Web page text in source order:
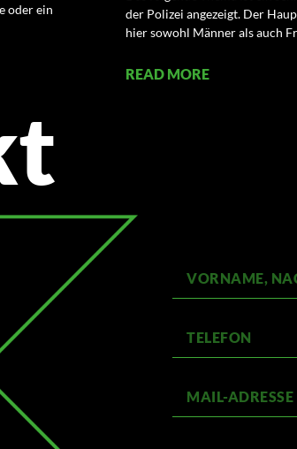
oder ein
der Polizei angezeigt. Der
hier sowohl Männer als auch
READ MORE